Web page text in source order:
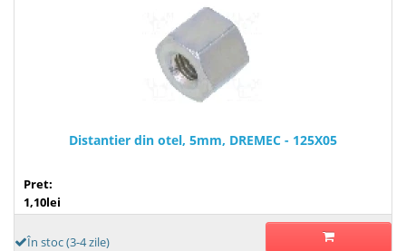
Distantier din otel, 5mm, DREMEC - 125X05
Pret:
1,10lei
În stoc (3-4 zile)